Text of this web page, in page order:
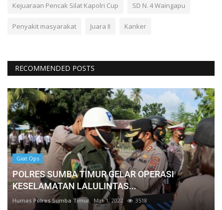
Kejuaraan Pencak Silat Kapolri Cup SD N. 4 Waingapu
Penyakit masyarakat Juara II Kanker
RECOMMENDED POSTS
Giat Ops
POLRES SUMBA TIMUR GELAR OPERASI
KESELAMATAN LALULINTAS...
Humas Polres Sumba Timur Mar 1, 2022 3518